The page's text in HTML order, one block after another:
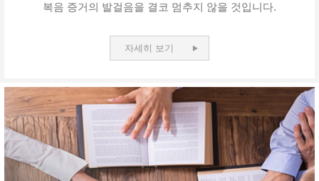
복음 증거의 발걸음을 결코 멈추지 않을 것입니다.
자세히 보기